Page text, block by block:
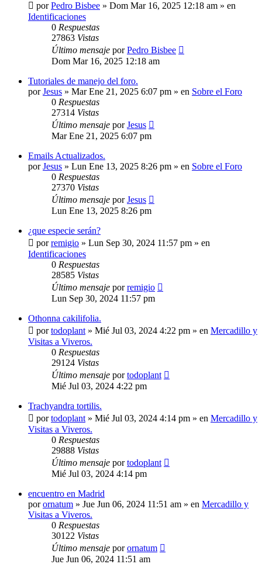
porPedro Bisbee » Dom Mar 16, 2025 12:18 am » en
Identificaciones
0 Respuestas
27863 Vistas
Último mensaje porPedro Bisbee
Dom Mar 16, 2025 12:18 am
Tutoriales de manejo del foro.
porJesus » Mar Ene 21, 2025 6:07 pm » en Sobre el Foro
0 Respuestas
27314 Vistas
Último mensaje porJesus
Mar Ene 21, 2025 6:07 pm
Emails Actualizados.
porJesus » Lun Ene 13, 2025 8:26 pm » en Sobre el Foro
0 Respuestas
27370 Vistas
Último mensaje porJesus
Lun Ene 13, 2025 8:26 pm
¿que especie serán?
porremigio » Lun Sep 30, 2024 11:57 pm » en
Identificaciones
0 Respuestas
28585 Vistas
Último mensaje porremigio
Lun Sep 30, 2024 11:57 pm
Othonna cakilifolia.
portodoplant » Mié Jul 03, 2024 4:22 pm » en Mercadillo y
Visitas a Viveros.
0 Respuestas
29124 Vistas
Último mensaje portodoplant
Mié Jul 03, 2024 4:22 pm
Trachyandra tortilis.
portodoplant » Mié Jul 03, 2024 4:14 pm » en Mercadillo y
Visitas a Viveros.
0 Respuestas
29888 Vistas
Último mensaje portodoplant
Mié Jul 03, 2024 4:14 pm
encuentro en Madrid
porornatum » Jue Jun 06, 2024 11:51 am » en Mercadillo y
Visitas a Viveros.
0 Respuestas
30122 Vistas
Último mensaje porornatum
Jue Jun 06, 2024 11:51 am